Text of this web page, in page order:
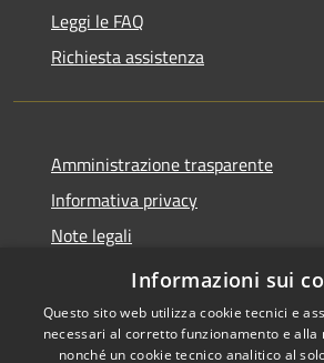
Leggi le FAQ
Richiesta assistenza
Amministrazione trasparente
Informativa privacy
Note legali
Dichiarazione di accessibilità
Informazioni sui
Questo sito web utilizza cookie tecnici e
necessari al corretto funzionamento e alla
nonché un cookie tecnico analitico al